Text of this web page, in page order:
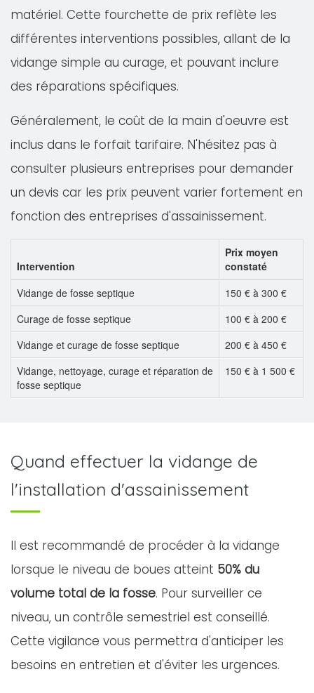
matériel. Cette fourchette de prix reflète les
différentes interventions possibles, allant de la
vidange simple au curage, et pouvant inclure
des réparations spécifiques.
Généralement, le coût de la main d'oeuvre est
inclus dans le forfait tarifaire. N'hésitez pas à
consulter plusieurs entreprises pour demander
un devis car les prix peuvent varier fortement en
fonction des entreprises d'assainissement.
Intervention
Prix moyen
constaté
Vidange de fosse septique
150 € à 300 €
Curage de fosse septique
100 € à 200 €
Vidange et curage de fosse septique
200 € à 450 €
Vidange, nettoyage, curage et réparation de
fosse septique
150 € à 1 500 €
Quand effectuer la vidange de
l'installation d'assainissement
Il est recommandé de procéder à la vidange
lorsque le niveau de boues atteint 50% du
volume total de la fosse. Pour surveiller ce
niveau, un contrôle semestriel est conseillé.
Cette vigilance vous permettra d'anticiper les
besoins en entretien et d'éviter les urgences.